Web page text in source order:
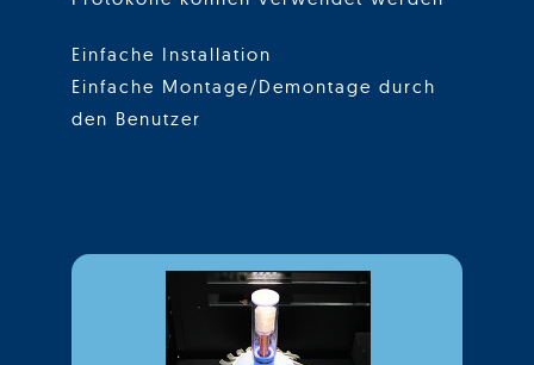
Einfache Installation
Einfache Montage/Demontage durch
den Benutzer